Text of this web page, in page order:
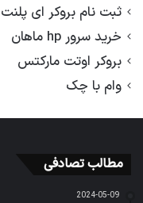
ثبت نام بروکر ای پلنت
خرید سرور hp ماهان
بروکر اوتت مارکتس
وام با چک
مطالب تصادفی
2024-05-09